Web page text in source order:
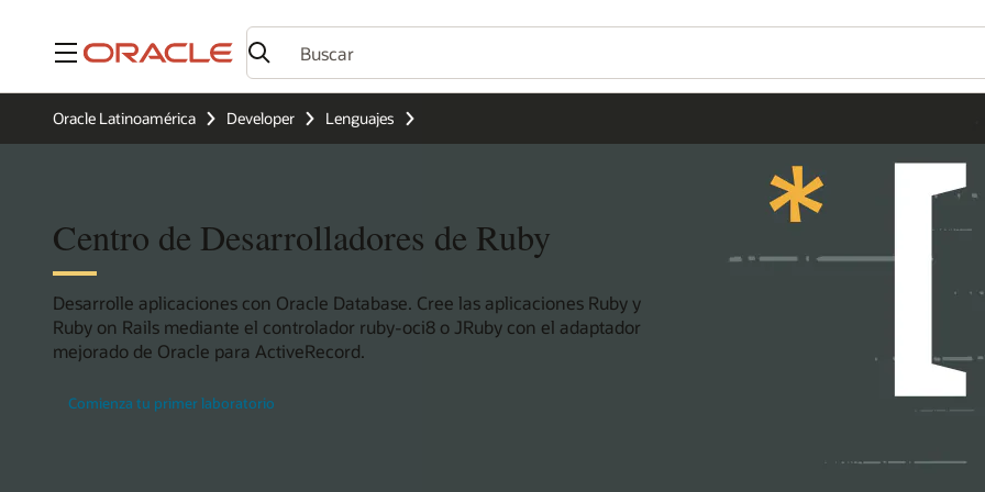
Menú
Oracle Latinoamérica Developer Lenguajes
Centro de Desarrolladores de Ruby
Desarrolle aplicaciones con Oracle Database. Cree las aplicaciones Ruby y
Ruby on Rails mediante el controlador ruby-oci8 o JRuby con el adaptador
mejorado de Oracle para ActiveRecord.
Comienza tu primer laboratorio